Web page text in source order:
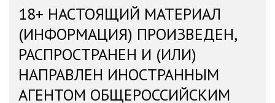
18+ НАСТОЯЩИЙ МАТЕРИАЛ
(ИНФОРМАЦИЯ) ПРОИЗВЕДЕН,
РАСПРОСТРАНЕН И (ИЛИ)
НАПРАВЛЕН ИНОСТРАННЫМ
АГЕНТОМ ОБЩЕРОССИЙСКИМ